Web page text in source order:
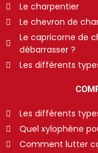
Le charpentier
Le chevron de
Le capricorne de
débarrasser ?
Les différents
Les différents
Quel xylophène
Comment lutter